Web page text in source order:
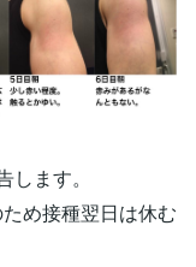
ます。
め接種翌日は休む